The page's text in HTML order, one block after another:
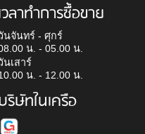
วลาทำการซื้อขาย
นจันทร์ - ศุกร์
น. - 05.00 น.
นเสาร์
น. - 12.00 น.
ริษัทในเครือ